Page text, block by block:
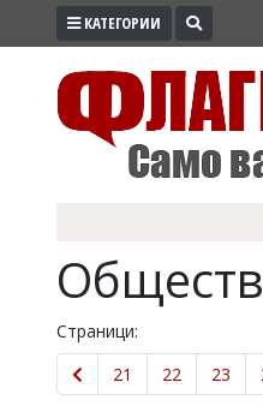
ПРОМО
КУЛТУРА
ЗДРАВЕ
ПОЛИТИКА
ОБЩИНИ
ОБЩЕСТВО
КАТЕГОРИИ
Страници:
21
22 23